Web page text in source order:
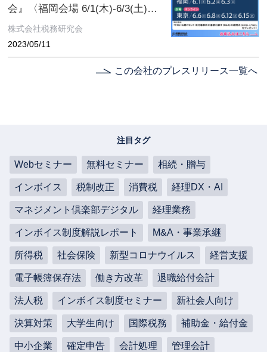
会』〈福岡会場 6/1(木)‐6/3(土)／
東京会場6/6(火)‐6/15(木)〉【特
（M&A）の疑問点〈譲渡用・入
株式会社税務研究会
2023/05/11
この会社のプレスリリース一覧へ
注目タグ
Webセミナー 無料セミナー 相続・贈与
インボイス 税制改正 消費税 経理DX・AI
マネジメント倶楽部デジタル 経理業務
インボイス制度解説レポート M&A・事業承継
所得税 社会保険 新型コロナウイルス 経営支援
電子帳簿保存法 働き方改革 退職給付会計
法人税 インボイス制度セミナー 新社会人向け
決算対策 大学生向け 国際税務 補助金・給付金
中小企業 確定申告 会計処理 管理会計